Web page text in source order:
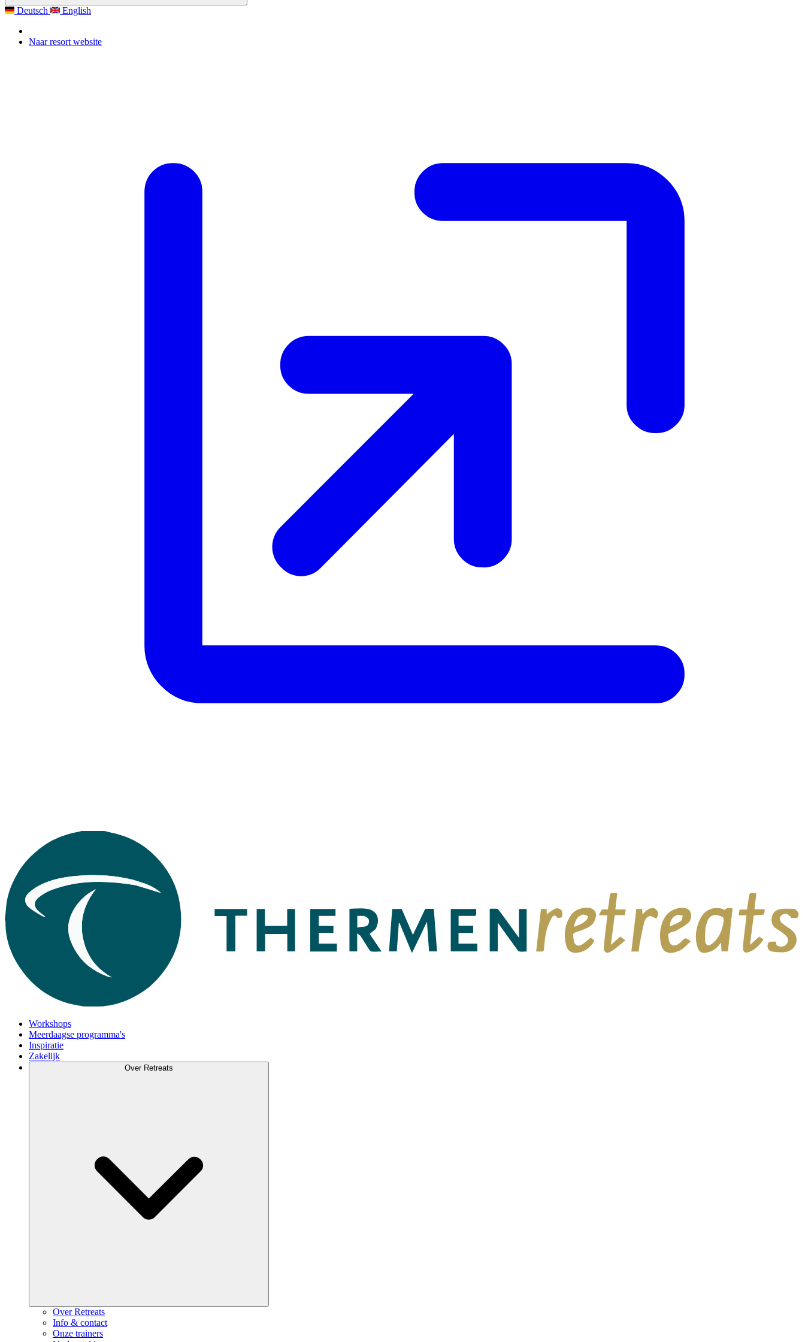
Deutsch English
Naar resort website
Workshops
Meerdaagse programma's
Inspiratie
Zakelijk
Over Retreats
Over Retreats
Info & contact
Onze trainers